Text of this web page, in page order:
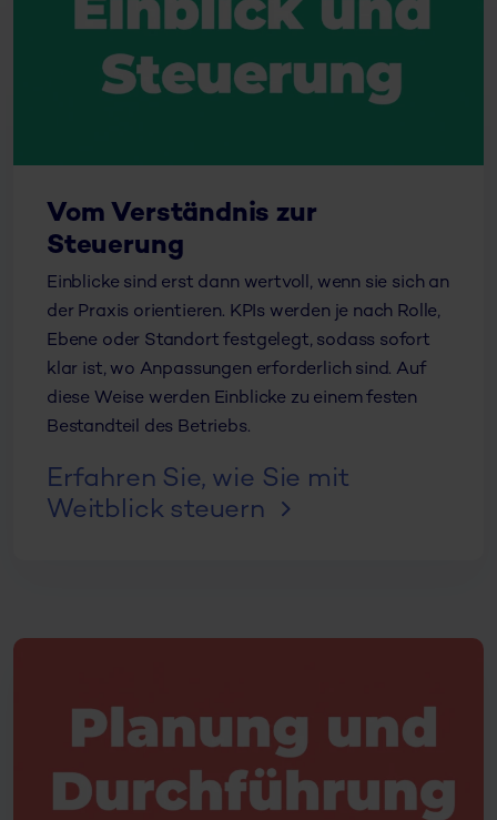
Vom Verständnis zur
Steuerung
Einblicke sind erst dann wertvoll, wenn sie sich an
der Praxis orientieren. KPIs werden je nach Rolle,
Ebene oder Standort festgelegt, sodass sofort
klar ist, wo Anpassungen erforderlich sind. Auf
diese Weise werden Einblicke zu einem festen
Bestandteil des Betriebs.
Erfahren Sie, wie Sie mit
Weitblick steuern